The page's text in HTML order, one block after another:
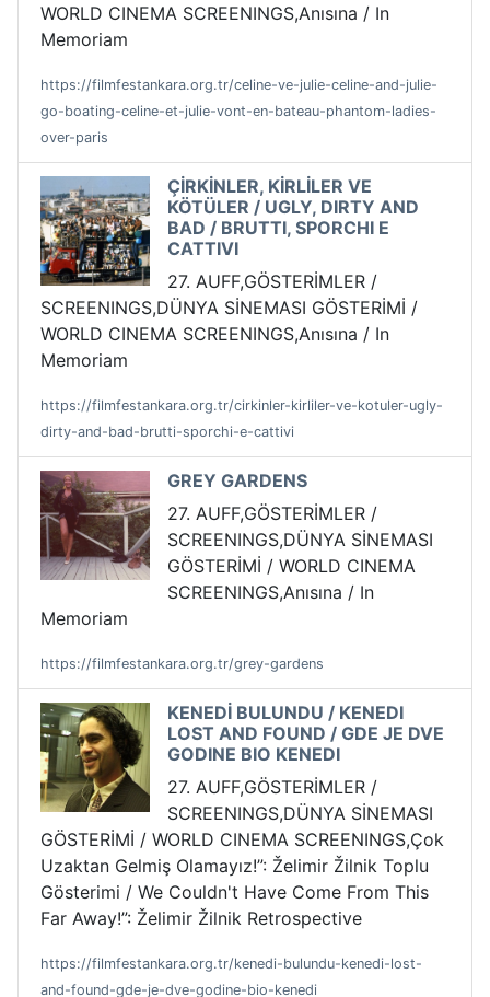
WORLD CINEMA SCREENINGS,Anısına / In
Memoriam
https://filmfestankara.org.tr/celine-ve-julie-celine-and-julie-
go-boating-celine-et-julie-vont-en-bateau-phantom-ladies-
over-paris
ÇİRKİNLER, KİRLİLER VE
KÖTÜLER / UGLY, DIRTY AND
BAD / BRUTTI, SPORCHI E
CATTIVI
27. AUFF,GÖSTERİMLER /
SCREENINGS,DÜNYA SİNEMASI GÖSTERİMİ /
WORLD CINEMA SCREENINGS,Anısına / In
Memoriam
https://filmfestankara.org.tr/cirkinler-kirliler-ve-kotuler-ugly-
dirty-and-bad-brutti-sporchi-e-cattivi
GREY GARDENS
27. AUFF,GÖSTERİMLER /
SCREENINGS,DÜNYA SİNEMASI
GÖSTERİMİ / WORLD CINEMA
SCREENINGS,Anısına / In
Memoriam
https://filmfestankara.org.tr/grey-gardens
KENEDİ BULUNDU / KENEDI
LOST AND FOUND / GDE JE DVE
GODINE BIO KENEDI
27. AUFF,GÖSTERİMLER /
SCREENINGS,DÜNYA SİNEMASI
GÖSTERİMİ / WORLD CINEMA SCREENINGS,Çok
Uzaktan Gelmiş Olamayız!”: Želimir Žilnik Toplu
Gösterimi / We Couldn't Have Come From This
Far Away!”: Želimir Žilnik Retrospective
https://filmfestankara.org.tr/kenedi-bulundu-kenedi-lost-
and-found-gde-je-dve-godine-bio-kenedi